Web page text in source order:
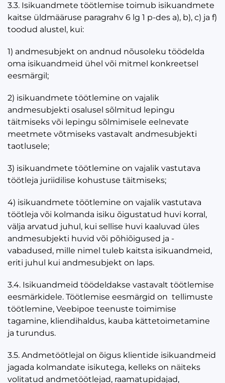
3.3. Isikuandmete töötlemise toimub isikuandmete
kaitse üldmääruse paragrahv 6 lg 1 p-des a), b), c) ja f)
toodud alustel, kui:
1) andmesubjekt on andnud nõusoleku töödelda
oma isikuandmeid ühel või mitmel konkreetsel
eesmärgil;
2) isikuandmete töötlemine on vajalik
andmesubjekti osalusel sõlmitud lepingu
täitmiseks või lepingu sõlmimisele eelnevate
meetmete võtmiseks vastavalt andmesubjekti
taotlusele;
3) isikuandmete töötlemine on vajalik vastutava
töötleja juriidilise kohustuse täitmiseks;
4) isikuandmete töötlemine on vajalik vastutava
töötleja või kolmanda isiku õigustatud huvi korral,
välja arvatud juhul, kui sellise huvi kaaluvad üles
andmesubjekti huvid või põhiõigused ja -
vabadused, mille nimel tuleb kaitsta isikuandmeid,
eriti juhul kui andmesubjekt on laps.
3.4. Isikuandmeid töödeldakse vastavalt töötlemise
eesmärkidele. Töötlemise eesmärgid on tellimuste
töötlemine, Veebipoe teenuste toimimise
tagamine, kliendihaldus, kauba kättetoimetamine
ja turundus.
3.5. Andmetöötlejal on õigus klientide isikuandmeid
jagada kolmandate isikutega, kelleks on näiteks
volitatud andmetöötlejad, raamatupidajad,